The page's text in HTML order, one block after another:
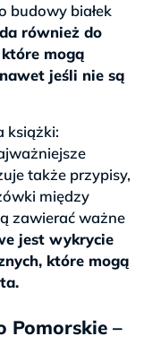
budowy białek
również do
mogą
jeśli nie są
książki:
także przypisy,
między
zawierać ważne
jest wykrycie
które mogą
Pomorskie –